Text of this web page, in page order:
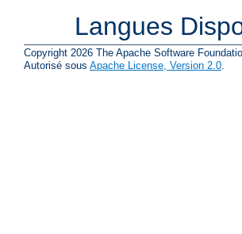
Langues
Copyright 2026 The Apache Software
Autorisé sous Apache License, Version 2.0.